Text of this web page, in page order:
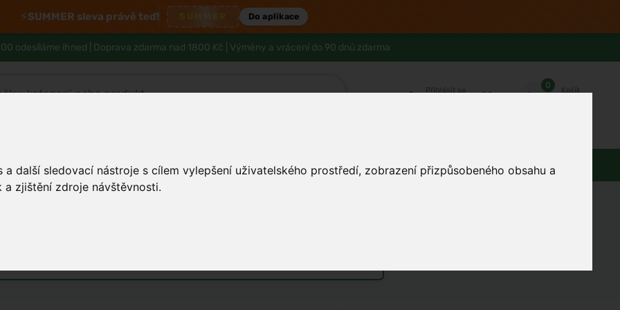
další sledovací nástroje s cílem vylepšení uživatelského prostředí, zobrazení přizpůsobeného obsahu a
zjištění zdroje návštěvnosti.
⚡SUMMER sleva právě teď! Do aplikace
odesíláme ihned | Doprava zdarma nad 1800 Kč | Výměny a vrácení do 90 dnů zdarma
Přihlásit se
0
Košík
Tělo a hygiena Zdraví Domácnost Dárky Obuv / oblečení
své dovednosti v domácím vaření